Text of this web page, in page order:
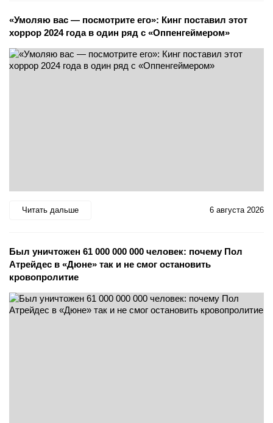
«Умоляю вас — посмотрите его»: Кинг поставил этот
хоррор 2024 года в один ряд с «Оппенгеймером»
Читать дальше 6 августа 2026
Был уничтожен 61 000 000 000 человек: почему Пол
Атрейдес в «Дюне» так и не смог остановить
кровопролитие